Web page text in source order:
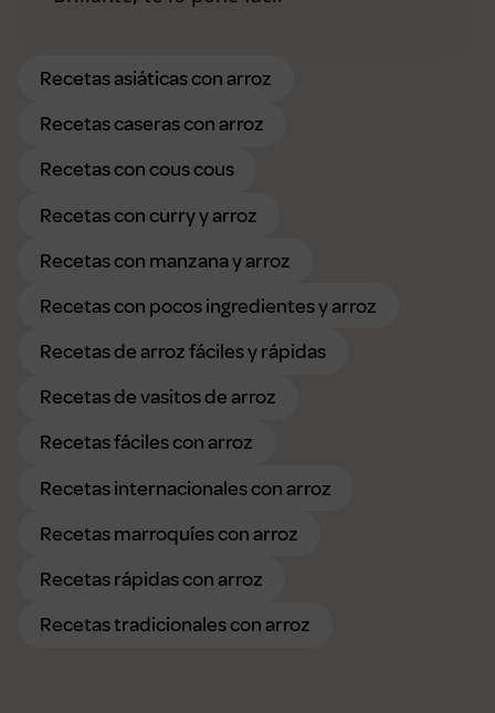
Recetas asiáticas con arroz
Recetas caseras con arroz
Recetas con cous cous
Recetas con curry y arroz
Recetas con manzana y arroz
Recetas con pocos ingredientes y arroz
Recetas de arroz fáciles y rápidas
Recetas de vasitos de arroz
Recetas fáciles con arroz
Recetas internacionales con arroz
Recetas marroquíes con arroz
Recetas rápidas con arroz
Recetas tradicionales con arroz